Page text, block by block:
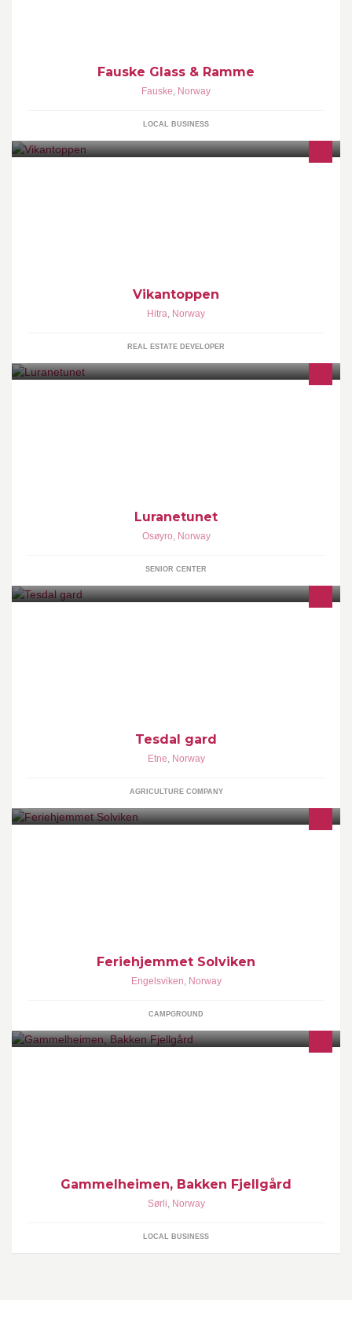
Fauske Glass & Ramme
Fauske, Norway
LOCAL BUSINESS
Vikantoppen
Hitra, Norway
REAL ESTATE DEVELOPER
Luranetunet
Osøyro, Norway
SENIOR CENTER
Tesdal gard
Etne, Norway
AGRICULTURE COMPANY
Feriehjemmet Solviken
Engelsviken, Norway
CAMPGROUND
Gammelheimen, Bakken Fjellgård
Sørli, Norway
LOCAL BUSINESS